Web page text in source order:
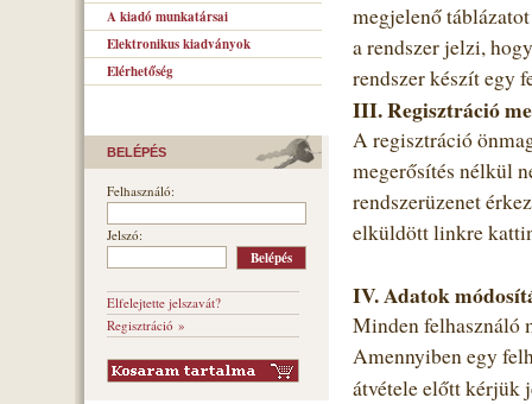
A kiadó munkatársai
Elektronikus kiadványok
Elérhetőség
BELÉPÉS
Felhasználó:
Jelszó:
Elfelejtette jelszavát?
Regisztráció »
megjelenő
a rendszer jelzi,
rendszer készít egy
III. Regisztráció
A regisztráció
megerősítés nélkül
rendszerüzenet
elküldött linkre
IV. Adatok
Minden felhasználó
Amennyiben egy
átvétele előtt kérjük